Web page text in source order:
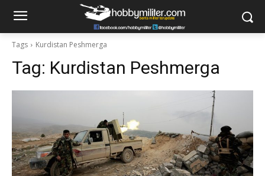
Tags Kurdistan Peshmerga
Tag: Kurdistan Peshmerga